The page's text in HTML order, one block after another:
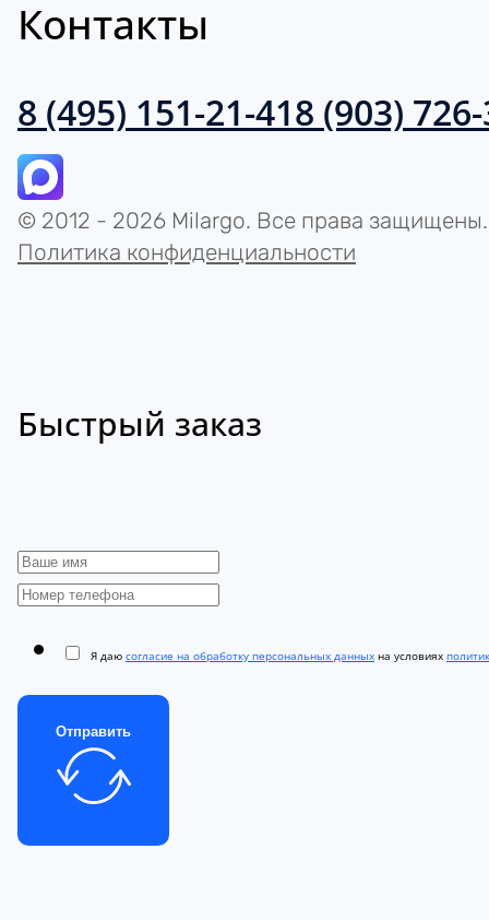
Контакты
8 (495) 151-21-418 (903)
© 2012 - 2026 Milargo. Все права защищены.
Политика конфиденциальности
Быстрый заказ
Я даю согласие на обработку персональных данных на условиях
Отправить